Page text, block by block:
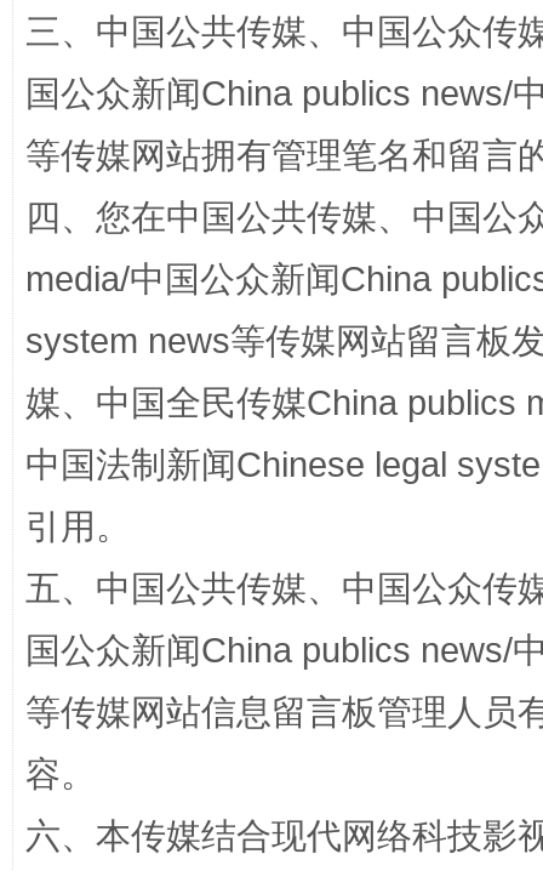
“蜀中异人”王建安的艺术幻境
完善运行机制助力责任有效落实 一纸欠
东山县通报“牛蛙产品抗生素超标问题” 法
三、中国公共传媒、中国公众传
国公众新闻China publics news/
等传媒网站拥有管理笔名和留言
四、您在中国公共传媒、中国公
media/中国公众新闻China
system news等传媒网站留言板
媒、中国全民传媒China publics
中国法制新闻Chinese legal
引用。
五、中国公共传媒、中国公众传
国公众新闻China publics news/
等传媒网站信息留言板管理人员
容。
六、本传媒结合现代网络科技影